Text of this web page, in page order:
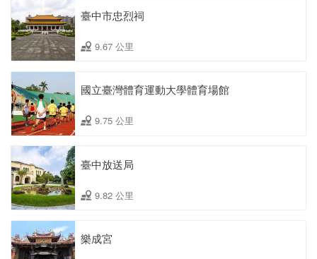
臺中市忠烈祠
9.67 公里
國立臺灣體育運動大學體育場館
9.75 公里
臺中放送局
9.82 公里
樂成宮